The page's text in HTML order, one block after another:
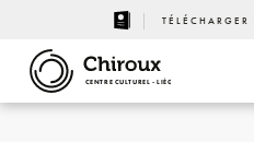
TÉLÉCHARGER
CENTRE CULTUREL - LIÈGE